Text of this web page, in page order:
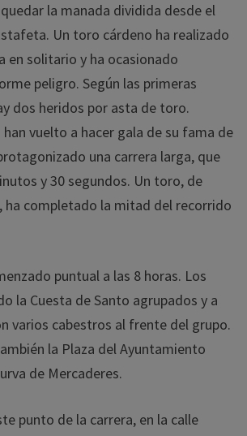
la manada dividida desde el
Un toro cárdeno ha realizado
en solitario y ha ocasionado
peligro. Según las primeras
dos heridos por asta de toro.
han vuelto a hacer gala de su fama de
una carrera larga, que
y 30 segundos. Un toro, de
ha completado la mitad del recorrido
puntual a las 8 horas. Los
la Cuesta de Santo agrupados y a
varios cabestros al frente del grupo.
la Plaza del Ayuntamiento
de Mercaderes.
punto de la carrera, en la calle